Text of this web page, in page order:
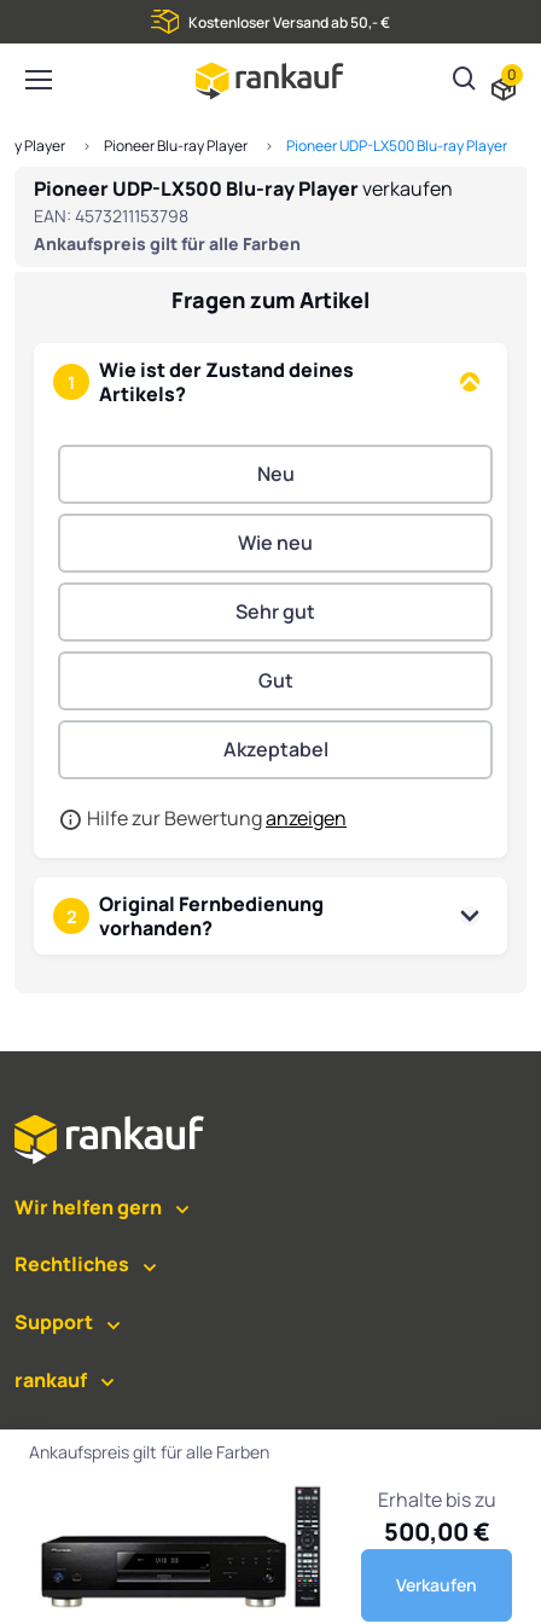
Kostenloser Versand ab 50,- €
0
Player Pioneer Blu-ray Player Pioneer UDP-LX500 Blu-ray Player
Pioneer UDP-LX500 Blu-ray Playerverkaufen
EAN: 4573211153798
Ankaufspreis gilt für alle Farben
Fragen zum Artikel
1
Wie ist der Zustand deines
Artikels?
Hilfe zur Bewertunganzeigen
2
Original Fernbedienung
vorhanden?
Ankaufspreis gilt für alle Farben
Erhalte bis zu
500,00 €
Verkaufen
Wir helfen gern
Rechtliches
Support
rankauf
Versand
©2026rankauf.de. Alle Rechte vorbehalten.